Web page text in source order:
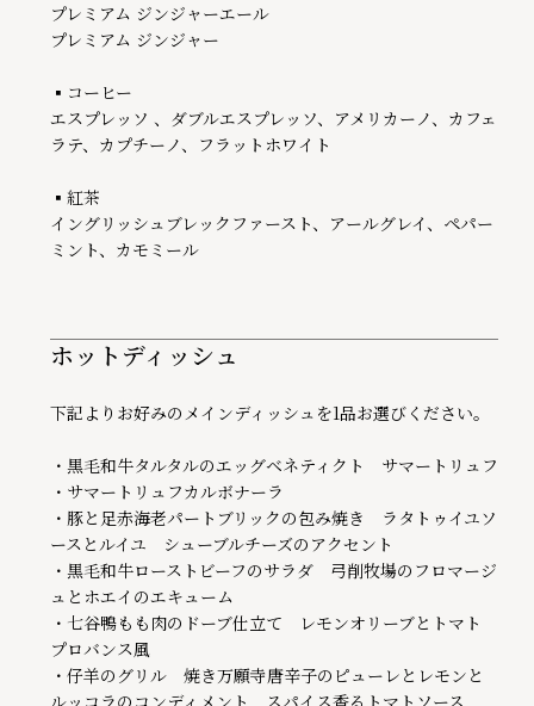
プレミアム ジンジャーエール
プレミアム ジンジャー
▪コーヒー
エスプレッソ 、ダブルエスプレッソ、アメリカーノ、カフェ
ラテ、カプチーノ、フラットホワイト
▪紅茶
イングリッシュブレックファースト、アールグレイ、ペパー
ミント、カモミール
ホットディッシュ
下記よりお好みのメインディッシュを1品お選びください。
・黒毛和牛タルタルのエッグベネティクト　サマートリュフ
・サマートリュフカルボナーラ
・豚と足赤海老パートブリックの包み焼き　ラタトゥイユソ
ースとルイユ　シューブルチーズのアクセント
・黒毛和牛ローストビーフのサラダ　弓削牧場のフロマージ
ュとホエイのエキューム
・七谷鴨もも肉のドーブ仕立て　レモンオリーブとトマト
プロバンス風
・仔羊のグリル　焼き万願寺唐辛子のピューレとレモンと
ルッコラのコンディメント　スパイス香るトマトソース